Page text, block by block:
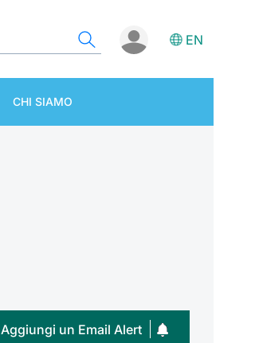
EN
CHI SIAMO
Aggiungi un Email Alert